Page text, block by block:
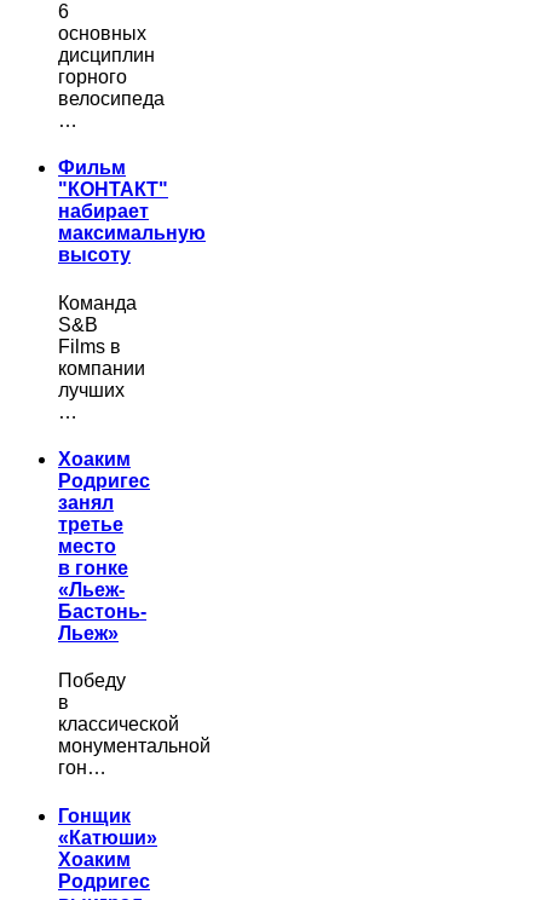
6
основных
дисциплин
горного
велосипеда
…
Фильм
"КОНТАКТ"
набирает
максимальную
высоту
Команда
S&B
Films в
компании
лучших
…
Хоаким
Родригес
занял
третье
место
в гонке
«Льеж-
Бастонь-
Льеж»
Победу
в
классической
монументальной
гон…
Гонщик
«Катюши»
Хоаким
Родригес